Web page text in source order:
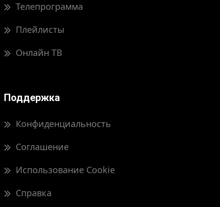
Телепрограмма
Плейлисты
Онлайн ТВ
Поддержка
Конфиденциальность
Соглашение
Использование Cookie
Справка